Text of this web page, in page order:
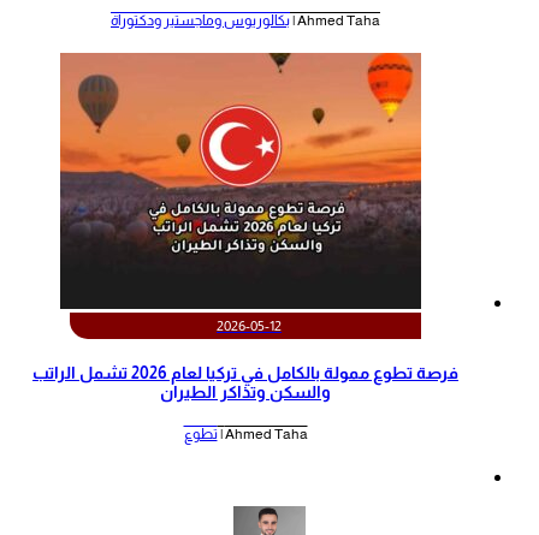
Ahmed Taha | بكالوريوس وماجستير ودكتوراة
2026-05-12
‫فرصة تطوع ممولة بالكامل في تركيا لعام 2026 تشمل الراتب
والسكن وتذاكر الطيران‬
Ahmed Taha | تطوع